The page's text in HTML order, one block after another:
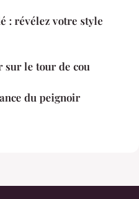
: révélez votre style
sur le tour de cou
du peignoir